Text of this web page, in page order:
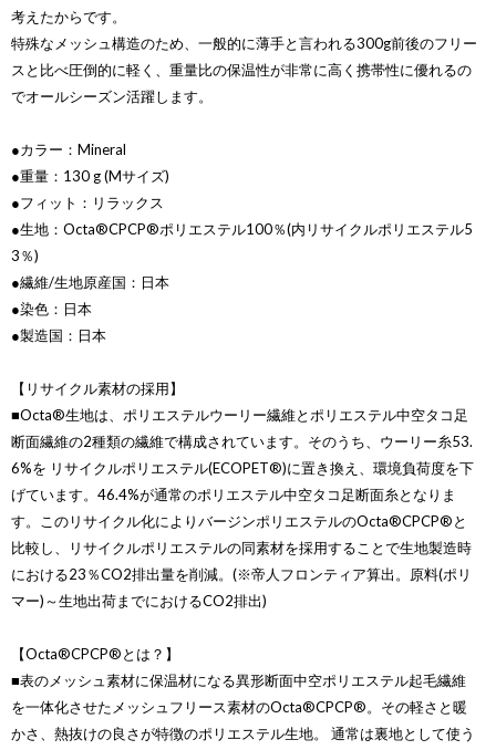
考えたからです。
特殊なメッシュ構造のため、一般的に薄手と言われる300g前後のフリー
スと比べ圧倒的に軽く、重量比の保温性が非常に高く携帯性に優れるの
でオールシーズン活躍します。
●カラー：Mineral
●重量：130 g (Mサイズ)
●フィット：リラックス
●生地：Octa®CPCP®ポリエステル100％(内リサイクルポリエステル5
3％)
●繊維/生地原産国：日本
●染色：日本
●製造国：日本
【リサイクル素材の採用】
■Octa®生地は、ポリエステルウーリー繊維とポリエステル中空タコ足
断面繊維の2種類の繊維で構成されています。そのうち、ウーリー糸53.
6%を リサイクルポリエステル(ECOPET®)に置き換え、環境負荷度を下
げています。46.4%が通常のポリエステル中空タコ足断面糸となりま
す。このリサイクル化によりバージンポリエステルのOcta®CPCP®と
比較し、リサイクルポリエステルの同素材を採用することで生地製造時
における23％CO2排出量を削減。(※帝人フロンティア算出。原料(ポリ
マー)～生地出荷までにおけるCO2排出)
【Octa®CPCP®とは？】
■表のメッシュ素材に保温材になる異形断面中空ポリエステル起毛繊維
を一体化させたメッシュフリース素材のOcta®CPCP®。その軽さと暖
かさ、熱抜けの良さが特徴のポリエステル生地。 通常は裏地として使う